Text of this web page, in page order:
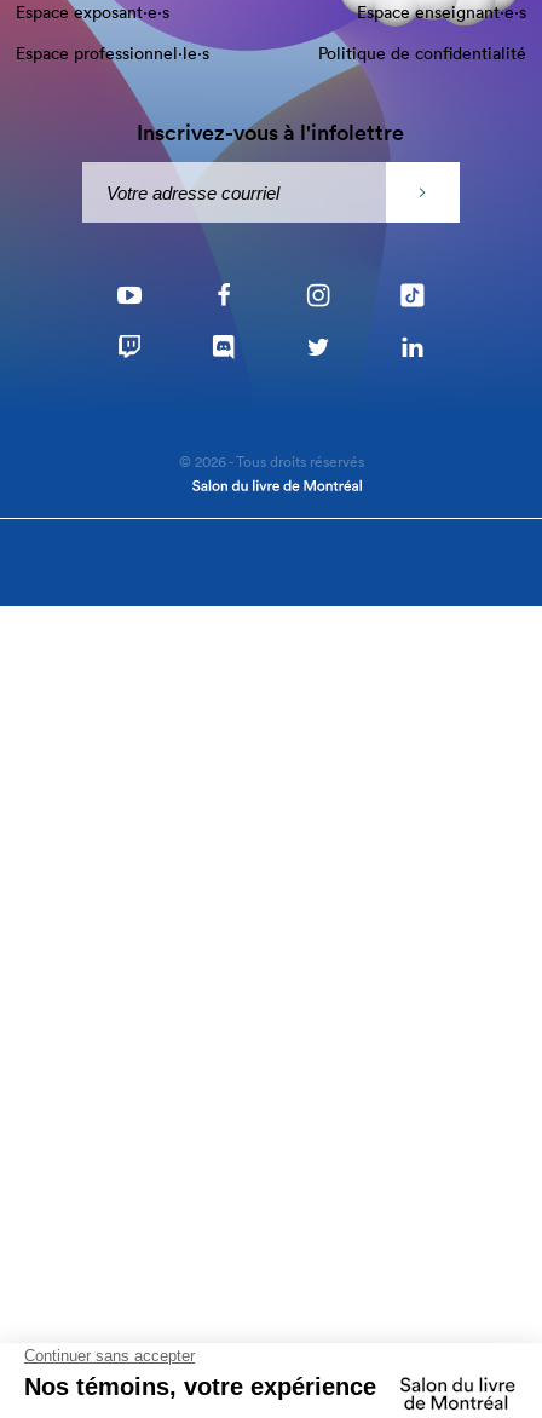
Espace exposant·e⋅s
Espace enseignant·e⋅s
Espace professionnel·le⋅s
Politique de confidentialité
Inscrivez-vous à l'infolettre
© 2026 - Tous droits réservés